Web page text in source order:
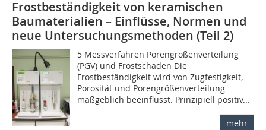
Frostbeständigkeit von keramischen
Baumaterialien – Einflüsse, Normen und
neue Untersuchungs­methoden (Teil 2)
5 Messverfahren Porengrößenverteilung
(PGV) und Frostschaden Die
Frostbeständigkeit wird von Zugfestigkeit,
Porosität und Porengrößenverteilung
maßgeblich beeinflusst. Prinzipiell positiv...
mehr